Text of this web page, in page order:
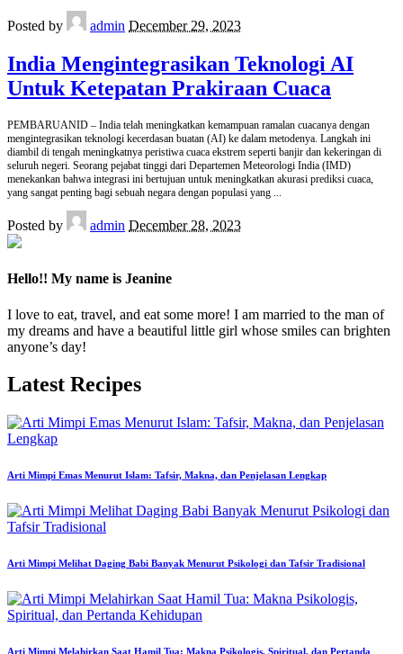
Posted by admin December 29, 2023
India Mengintegrasikan Teknologi AI
Untuk Ketepatan Prakiraan Cuaca
PEMBARUANID – India telah meningkatkan kemampuan ramalan cuacanya dengan
mengintegrasikan teknologi kecerdasan buatan (AI) ke dalam metodenya. Langkah ini
diambil di tengah meningkatnya peristiwa cuaca ekstrem seperti banjir dan kekeringan di
seluruh negeri. Seorang pejabat tinggi dari Departemen Meteorologi India (IMD)
menekankan bahwa integrasi ini bertujuan untuk meningkatkan akurasi prediksi cuaca,
yang sangat penting bagi sebuah negara dengan populasi yang ...
Posted by admin December 28, 2023
Hello!! My name is Jeanine
I love to eat, travel, and eat some more! I am married to the man of
my dreams and have a beautiful little girl whose smiles can brighten
anyone’s day!
Latest Recipes
Arti Mimpi Emas Menurut Islam: Tafsir, Makna, dan Penjelasan Lengkap
Arti Mimpi Melihat Daging Babi Banyak Menurut Psikologi dan Tafsir Tradisional
Arti Mimpi Melahirkan Saat Hamil Tua: Makna Psikologis, Spiritual, dan Pertanda